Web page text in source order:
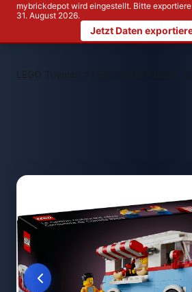
mybrickdepot wird eingestellt. Bitte
31. August 2026.
Jetzt Daten
LEGO Themen >